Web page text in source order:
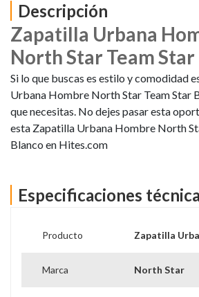
Descripción
Zapatilla Urbana
North Star Team
Si lo que buscas es estilo y comodidad
Urbana Hombre North Star Team Star
que necesitas. No dejes pasar esta
esta Zapatilla Urbana Hombre North
Blanco en Hites.com
Especificaciones
Producto Zapatilla
Marca North Star